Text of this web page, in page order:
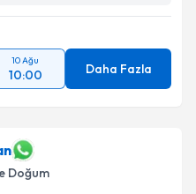
kabul ediyorum.
Gönder
10 Ağu
10:00 Daha Fazla
Doğum